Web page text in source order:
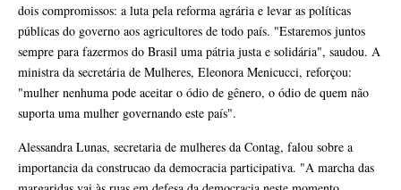
dois compromissos: a luta pela reforma agrária e levar as políticas
públicas do governo aos agricultores de todo país. "Estaremos juntos
sempre para fazermos do Brasil uma pátria justa e solidária", saudou. A
ministra da secretária de Mulheres, Eleonora Menicucci, reforçou:
"mulher nenhuma pode aceitar o ódio de gênero, o ódio de quem não
suporta uma mulher governando este país".
Alessandra Lunas, secretaria de mulheres da Contag, falou sobre a
importancia da construcao da democracia participativa. "A marcha das